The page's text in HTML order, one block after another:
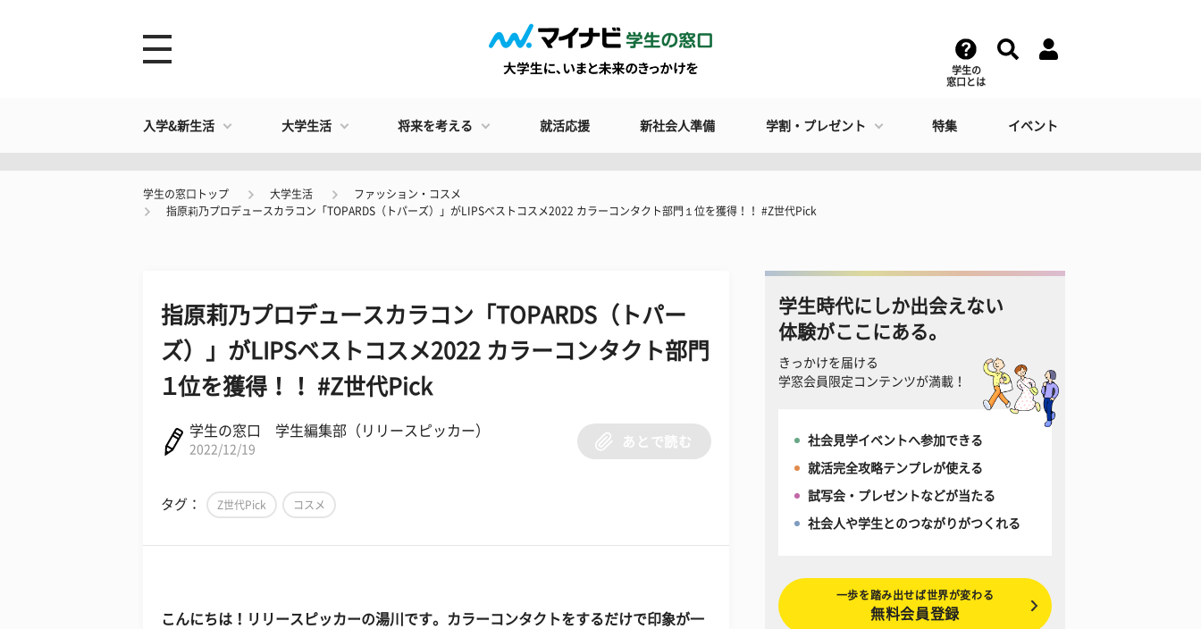
学生の
窓口とは
入学&新生活 大学生活 将来を考える 就活応援 新社会人準備 学割・プレゼント 特集 イベント
学生の窓口トップ 大学生活
ファッション・コスメ
指原莉乃プロデュースカラコン「TOPARDS（トパーズ）」がLIPSベストコスメ2022 カラーコンタクト部門１位を獲得！！ #Z世代Pick
指原莉乃プロデュースカラコン「TOPARDS（トパー
ズ）」がLIPSベストコスメ2022 カラーコンタクト部門
１位を獲得！！ #Z世代Pick
学生の窓口 学生編集部（リリースピッカー）
2022/12/19
あとで読む
タグ： Z世代Pick コスメ
こんにちは！リリースピッカーの湯川です。カラーコンタクトをするだけで印象が一
学生時代にしか出会えない
体験がここにある。
きっかけを届ける
学窓会員限定コンテンツが満載！
社会見学イベントへ参加できる
就活完全攻略テンプレが使える
試写会・プレゼントなどが当たる
社会人や学生とのつながりがつくれる
一歩を踏み出せば世界が変わる
無料会員登録